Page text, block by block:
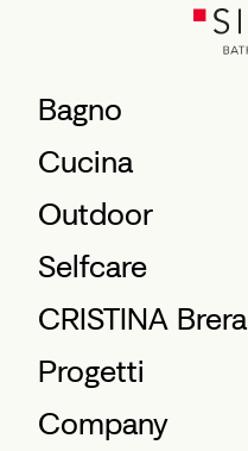
Bagno
Cucina
Outdoor
Selfcare
CRISTINA Brera
Progetti
Company